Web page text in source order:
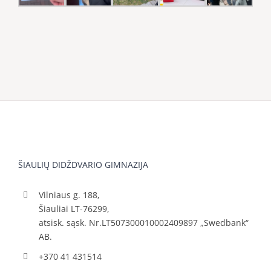
ŠIAULIŲ DIDŽDVARIO GIMNAZIJA
Vilniaus g. 188,
Šiauliai LT-76299,
atsisk. sąsk. Nr.LT507300010002409897 „Swedbank“
AB.
+370 41 431514